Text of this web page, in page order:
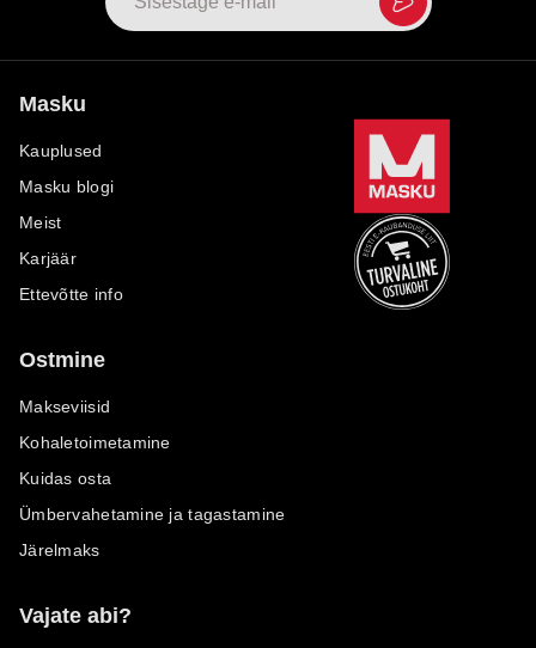
Masku
Kauplused
Masku blogi
Meist
Karjäär
Ettevõtte info
Ostmine
Makseviisid
Kohaletoimetamine
Kuidas osta
Ümbervahetamine ja tagastamine
Järelmaks
Vajate abi?